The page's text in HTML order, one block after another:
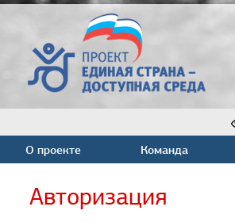
О проекте Команда
Авторизация